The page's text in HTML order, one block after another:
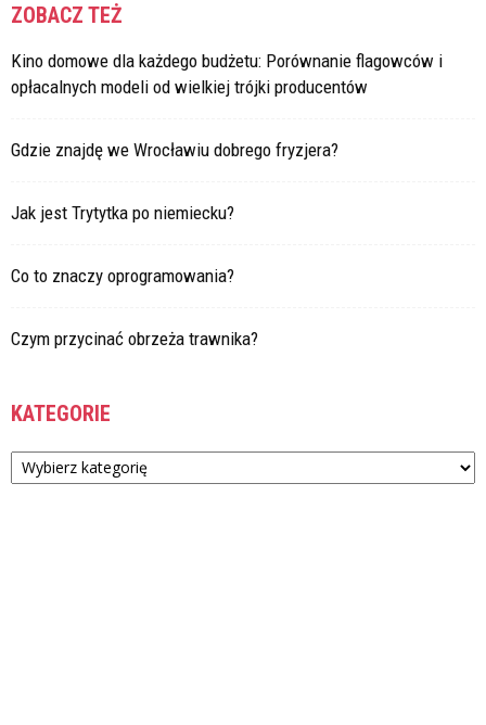
ZOBACZ TEŻ
Kino domowe dla każdego budżetu: Porównanie flagowców i
opłacalnych modeli od wielkiej trójki producentów
Gdzie znajdę we Wrocławiu dobrego fryzjera?
Jak jest Trytytka po niemiecku?
Co to znaczy oprogramowania?
Czym przycinać obrzeża trawnika?
KATEGORIE
Kategorie